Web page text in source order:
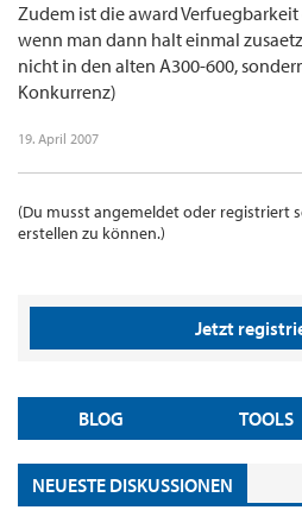
Zudem ist die award
wenn man dann halt einmal
nicht in den alten A300-600,
Konkurrenz)
19. April 2007
(Du musst angemeldet oder registriert
erstellen zu können.)
Jetzt
BLOG TOOLS
NEUESTE DISKUSSIONEN